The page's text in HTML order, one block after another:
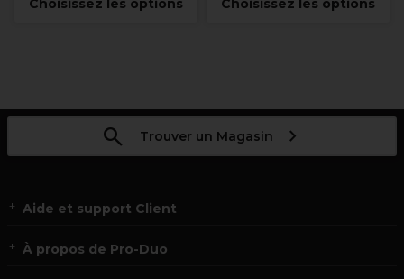
Choisissez les options Choisissez les options
Trouver un Magasin
Aide et support Client
À propos de Pro-Duo